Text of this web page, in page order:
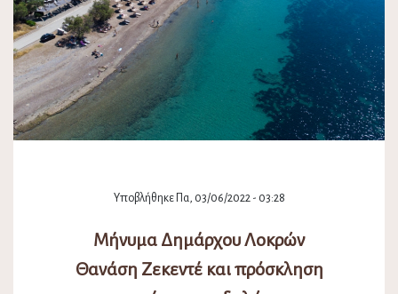
Υποβλήθηκε Πα, 03/06/2022 - 03:28
Μήνυμα Δημάρχου Λοκρών
Θανάση Ζεκεντέ και πρόσκληση